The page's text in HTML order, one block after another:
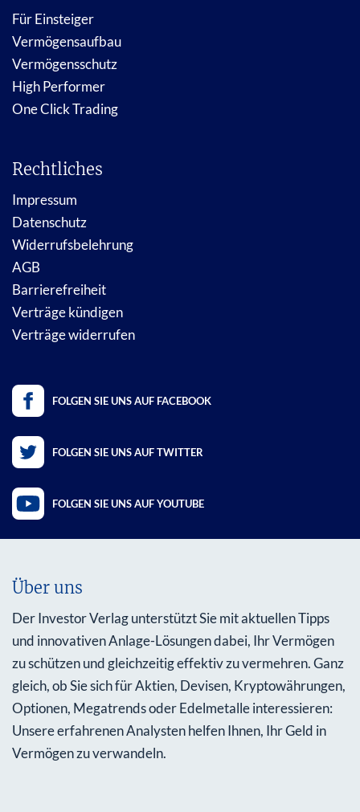
Für Einsteiger
Vermögensaufbau
Vermögensschutz
High Performer
One Click Trading
Rechtliches
Impressum
Datenschutz
Widerrufsbelehrung
AGB
Barrierefreiheit
Verträge kündigen
Verträge widerrufen
FOLGEN SIE UNS AUF FACEBOOK
FOLGEN SIE UNS AUF TWITTER
FOLGEN SIE UNS AUF YOUTUBE
Über uns
Der Investor Verlag unterstützt Sie mit aktuellen Tipps
und innovativen Anlage-Lösungen dabei, Ihr Vermögen
zu schützen und gleichzeitig effektiv zu vermehren. Ganz
gleich, ob Sie sich für Aktien, Devisen, Kryptowährungen,
Optionen, Megatrends oder Edelmetalle interessieren:
Unsere erfahrenen Analysten helfen Ihnen, Ihr Geld in
Vermögen zu verwandeln.